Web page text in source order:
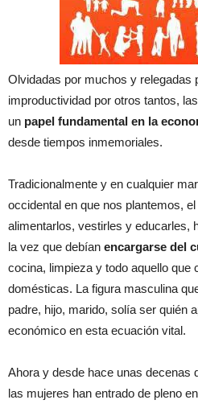
Olvidadas por muchos y relegadas
improductividad por otros tantos,
un papel fundamental en la
desde tiempos inmemoriales.
Tradicionalmente y en cualquier
occidental en que nos plantemos,
alimentarlos, vestirles y educarles,
la vez que debían encargarse del
cocina, limpieza y todo aquello que
domésticas. La figura masculina
padre, hijo, marido, solía ser quién
económico en esta ecuación vital.
Ahora y desde hace unas decenas
las mujeres han entrado de pleno